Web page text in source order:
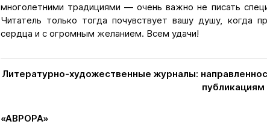
многолетними традициями — очень важно не писать
Читатель только тогда почувствует вашу душу, когда
сердца и с огромным желанием. Всем удачи!
Литературно-художественные журналы:
публикациям
«АВРОРА»